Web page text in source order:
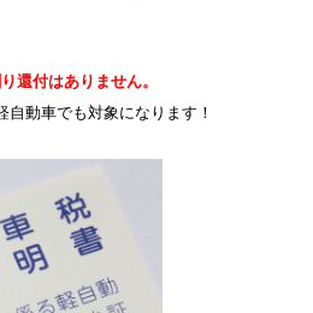
還付はありません。
動車でも対象になります！